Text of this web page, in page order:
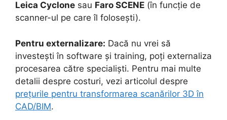
Leica Cyclone sau Faro SCENE (în funcție de
scanner-ul pe care îl folosești).
Pentru externalizare: Dacă nu vrei să
investești în software și training, poți externaliza
procesarea către specialiști. Pentru mai multe
detalii despre costuri, vezi articolul despre
prețurile pentru transformarea scanărilor 3D în
CAD/BIM.